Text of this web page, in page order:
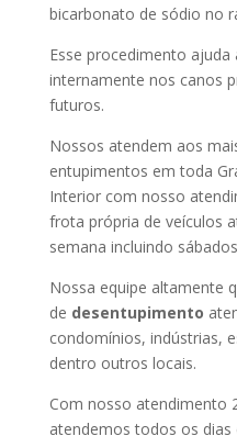
bicarbonato de sódio no
Esse procedimento
internamente nos canos
futuros.
Nossos atendem aos
entupimentos em toda
Interior com nosso
frota própria de veículos
semana incluindo
Nossa equipe altamente
de desentupimento
condomínios, indústrias,
dentro outros locais.
Com nosso atendimento
atendemos todos os dias